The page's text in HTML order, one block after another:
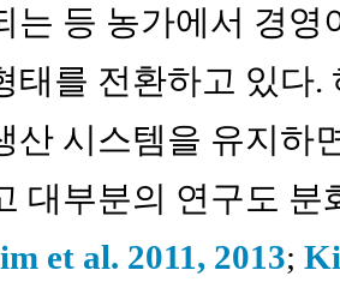
는 등 농가에서 경
태를 전환하고 있다
산 시스템을 유지하
대부분의 연구도
et al. 2011, 2013;